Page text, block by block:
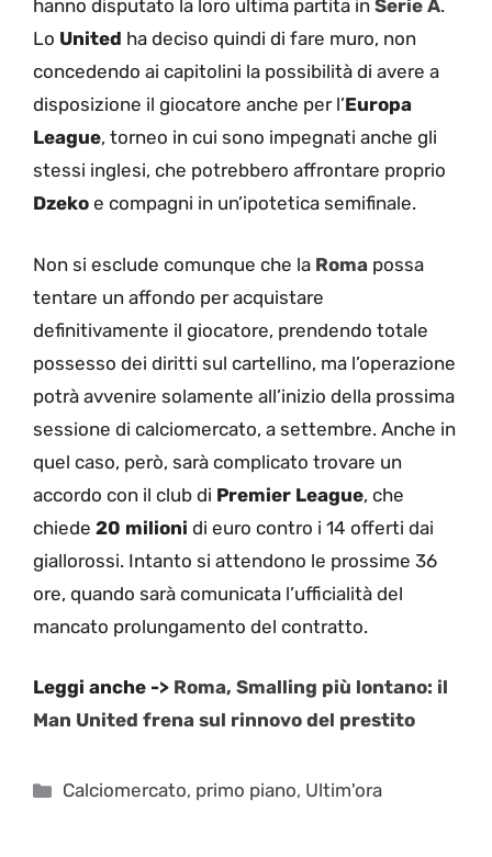
hanno disputato la loro ultima partita in Serie A.
Lo United ha deciso quindi di fare muro, non
concedendo ai capitolini la possibilità di avere a
disposizione il giocatore anche per l’Europa
League, torneo in cui sono impegnati anche gli
stessi inglesi, che potrebbero affrontare proprio
Dzeko e compagni in un’ipotetica semifinale.
Non si esclude comunque che la Roma possa
tentare un affondo per acquistare
definitivamente il giocatore, prendendo totale
possesso dei diritti sul cartellino, ma l’operazione
potrà avvenire solamente all’inizio della prossima
sessione di calciomercato, a settembre. Anche in
quel caso, però, sarà complicato trovare un
accordo con il club di Premier League, che
chiede 20 milioni di euro contro i 14 offerti dai
giallorossi. Intanto si attendono le prossime 36
ore, quando sarà comunicata l’ufficialità del
mancato prolungamento del contratto.
Leggi anche -> Roma, Smalling più lontano: il
Man United frena sul rinnovo del prestito
Categorie
Calciomercato, primo piano, Ultim'ora